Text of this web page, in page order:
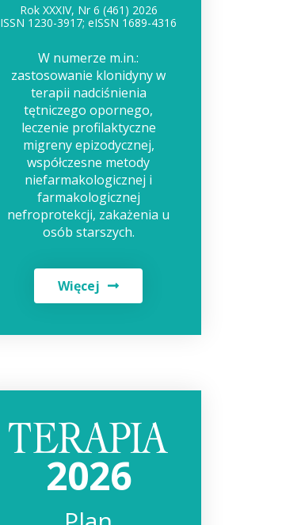
Rok XXXIV, Nr 6 (461) 2026
ISSN 1230-3917; eISSN 1689-4316
W numerze m.in.:
zastosowanie klonidyny w
terapii nadciśnienia
tętniczego opornego,
leczenie profilaktyczne
migreny epizodycznej,
współczesne metody
niefarmakologicznej i
farmakologicznej
nefroprotekcji, zakażenia u
osób starszych.
Więcej
2026